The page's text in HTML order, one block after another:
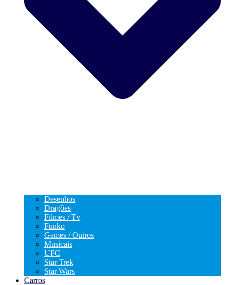
Desenhos
Dragões
Filmes / Tv
Funko
Games / Outros
Musicais
UFC
Star Trek
Star Wars
Carros